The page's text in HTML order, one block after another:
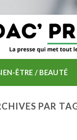
ÊTRE / BEAUTÉ
PAR